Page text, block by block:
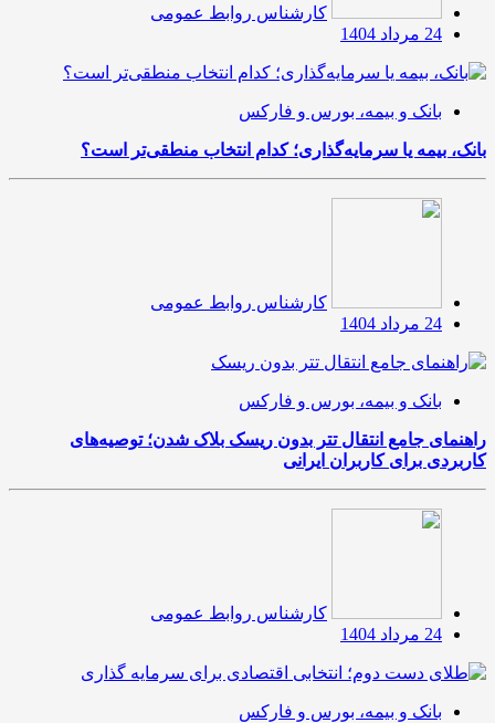
کارشناس روابط عمومی
24 مرداد 1404
بانک و بیمه، بورس و فارکس
بانک، بیمه یا سرمایه‌گذاری؛ کدام انتخاب منطقی‌تر است؟
کارشناس روابط عمومی
24 مرداد 1404
بانک و بیمه، بورس و فارکس
راهنمای جامع انتقال تتر بدون ریسک بلاک شدن؛ توصیه‌های
کاربردی برای کاربران ایرانی
کارشناس روابط عمومی
24 مرداد 1404
بانک و بیمه، بورس و فارکس